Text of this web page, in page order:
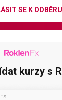
SE K ODBĚRU
kurzy s